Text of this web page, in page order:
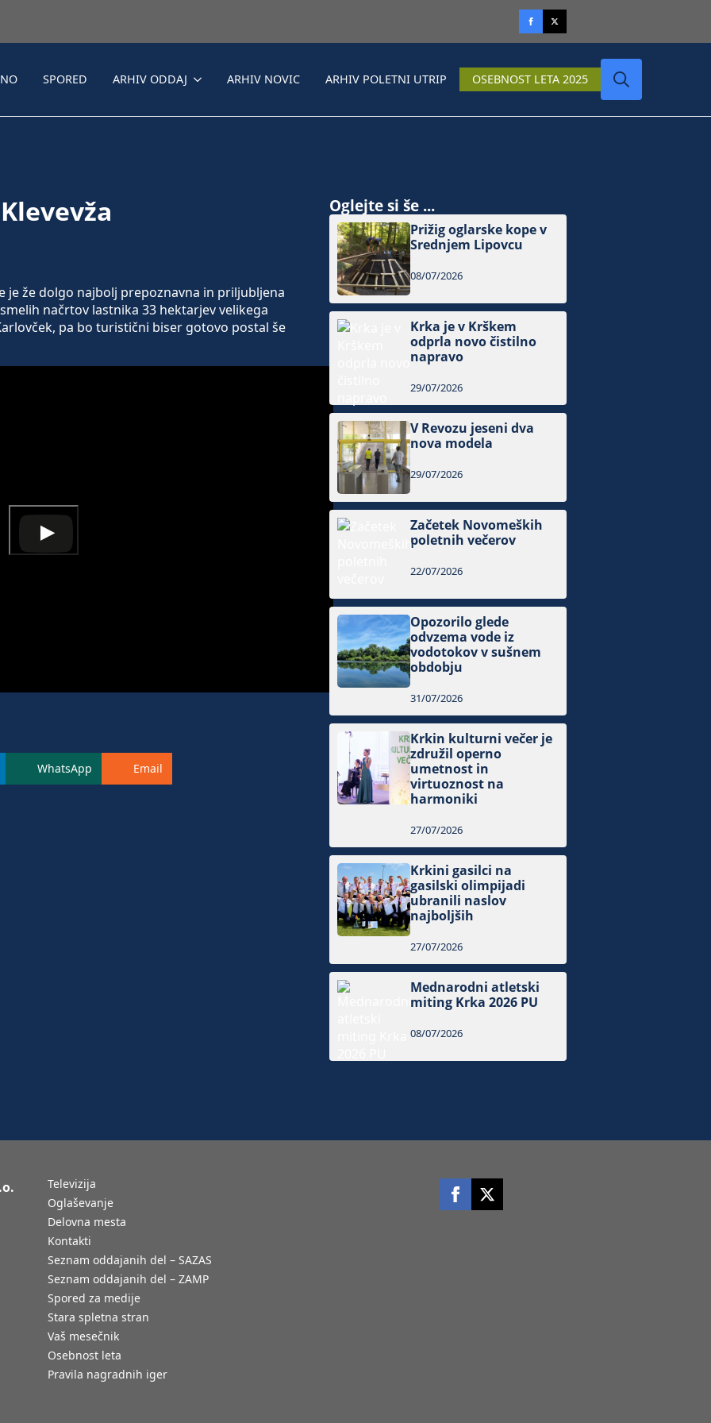
SPORED ARHIV ODDAJ ARHIV NOVIC ARHIV POLETNI UTRIP OSEBNOST LETA 2025
je že dolgo najbolj prepoznavna in priljubljena
načrtov lastnika 33 hektarjev velikega
pa bo turistični biser gotovo postal še
WhatsApp Email
Oglejte si še ...
Prižig oglarske kope v
Srednjem Lipovcu
08/07/2026
Krka je v Krškem
odprla novo čistilno
napravo
29/07/2026
V Revozu jeseni dva
nova modela
29/07/2026
Začetek Novomeških
poletnih večerov
22/07/2026
Opozorilo glede
odvzema vode iz
vodotokov v sušnem
obdobju
31/07/2026
Krkin kulturni večer je
združil operno
umetnost in
virtuoznost na
harmoniki
27/07/2026
Krkini gasilci na
gasilski olimpijadi
ubranili naslov
najboljših
27/07/2026
Mednarodni atletski
miting Krka 2026 PU
08/07/2026
Televizija
Oglaševanje
Delovna mesta
Kontakti
Seznam oddajanih del – SAZAS
Seznam oddajanih del – ZAMP
Spored za medije
Stara spletna stran
Vaš mesečnik
Osebnost leta
Pravila nagradnih iger